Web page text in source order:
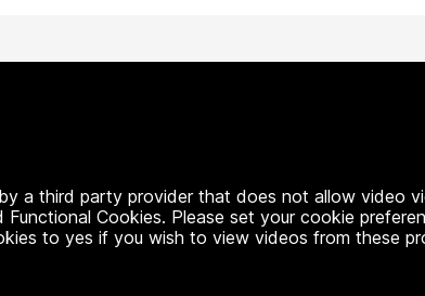
a third party provider that does not allow video
Cookies. Please set your cookie
to yes if you wish to view videos from these